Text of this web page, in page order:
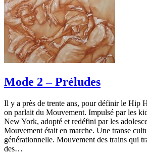
Mode 2 – Préludes
Il y a près de trente ans, pour définir le Hip
on parlait du Mouvement. Impulsé par les
New York, adopté et redéfini par les
Mouvement était en marche. Une transe
générationnelle. Mouvement des trains qui
des…